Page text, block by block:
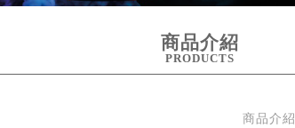
商品介紹
PRODUCTS
商品介紹